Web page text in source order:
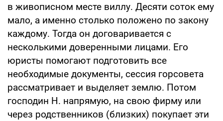
в живописном месте виллу. Десяти соток ему
мало, а именно столько положено по закону
каждому. Тогда он договаривается с
несколькими доверенными лицами. Его
юристы помогают подготовить все
необходимые документы, сессия горсовета
рассматривает и выделяет землю. Потом
господин Н. напрямую, на свою фирму или
через родственников (близких) покупает эти